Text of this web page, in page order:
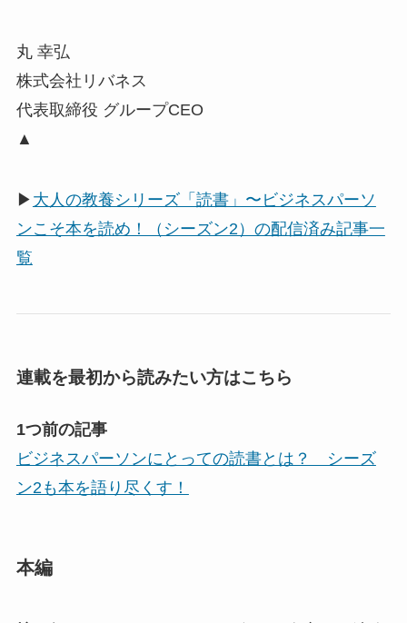
丸 幸弘
株式会社リバネス
代表取締役 グループCEO
▲
▶ 大人の教養シリーズ「読書」〜ビジネスパーソ
ンこそ本を読め！（シーズン2）の配信済み記事一
覧
連載を最初から読みたい方はこちら
1つ前の記事
ビジネスパーソンにとっての読書とは？ シーズ
ン2も本を語り尽くす！
本編